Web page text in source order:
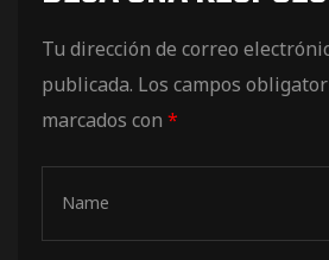
Tu dirección de correo
publicada. Los campos
marcados con *